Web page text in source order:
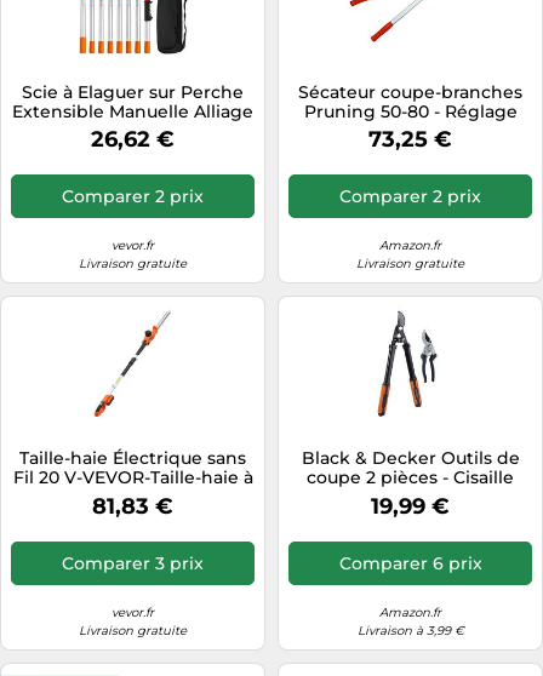
Scie à Elaguer sur Perche
Extensible Manuelle Alliage
d'Aluminium 1,4-3 m
26,62 €
Comparer 2 prix
vevor.fr
Livraison gratuite
Sécateur coupe-branches
Pruning 50-80 - Réglage
manuel - Poignées
ergonomiques - Coupe à
l'enclume - Avec système
de réduction - En
aluminium forgé - Idéal
73,25 €
Comparer 2 prix
Amazon.fr
Livraison gratuite
Taille-haie Électrique sans
Fil 20 V-VEVOR-Taille-haie à
Batterie pour Branches
Hautes, Perche
81,83 €
Comparer 3 prix
vevor.fr
Livraison gratuite
Black & Decker Outils de
coupe 2 pièces - Cisaille
53,3 cm & Sécateur 20,3 cm
- Noir/Orange
19,99 €
Comparer 6 prix
Amazon.fr
Livraison à 3,99 €